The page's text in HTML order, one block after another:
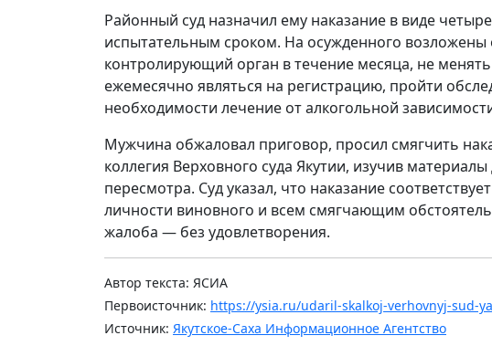
Районный суд назначил ему наказание в виде
испытательным сроком. На осужденного возложены
контролирующий орган в течение месяца, не
ежемесячно являться на регистрацию, пройти
необходимости лечение от алкогольной
Мужчина обжаловал приговор, просил смягчить
коллегия Верховного суда Якутии, изучив
пересмотра. Суд указал, что наказание
личности виновного и всем смягчающим
жалоба — без удовлетворения.
Автор текста: ЯСИА
Первоисточник: https://ysia.ru/udaril-skalkoj-verhovnyj-sud-
Источник: Якутское-Саха Информационное Агентство